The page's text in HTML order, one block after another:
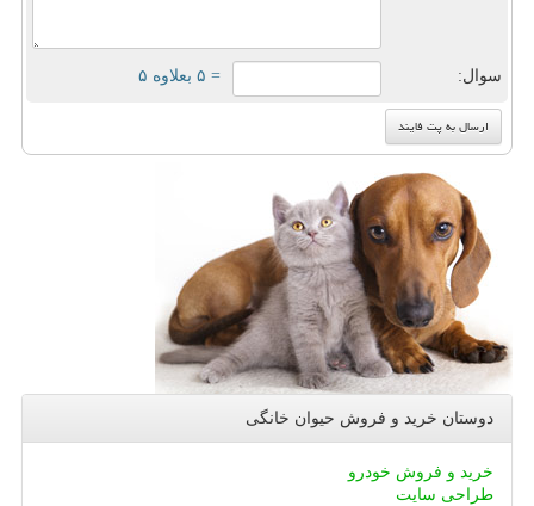
سوال: = ۵ بعلاوه ۵
دوستان خرید و فروش حیوان خانگی
خرید و فروش خودرو
طراحی سایت